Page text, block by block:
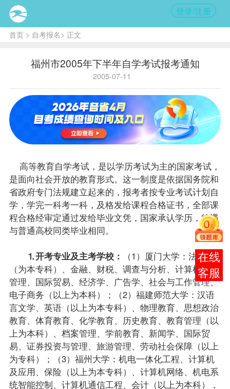
登录/注册
首页> 自考报名> 正文
福州市2005年下半年自学考试报考通知
2005-07-11
高等教育自学考试，是以学历考试为主的国家考试，
是面向社会开放的教育形式。这一制度是依据国务院和
省政府专门法规建立起来的， 报考者按专业考试计划自
学，学完一科考一科，及格发给课程合格证书，全部课
程合格经审定通过发给毕业文凭，国家承认学历，待遇
与普通高校同类毕业相同。
⒈开考专业及主考学校：
（1）厦门大学：法律
（为本专科）、金融、财税、调查与分析、计算机信息
管理、国际贸易、经济学、广告学、社会与工作管理、
电子商务（以上为本科）；（2）福建师范大学：汉语
言文学、英语（以上为本专科）、物理教育、思想政治
教育、体育教育、化学教育、历史教育、教育管理（以
上为本科）、档案管理、学前教育、新闻学、国际贸
易、 证券投资与管理、旅游管理、劳动社会保障（以上
为专科）；（3）福州大学：机电一体化工程、计算机
及应用、保险（以上为本专科）、计算机网络、机电系
统智能控制、计算机通信工程、会计（以上为本科），
在线
客服